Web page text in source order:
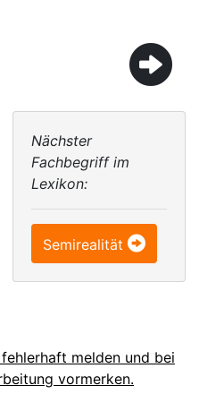
Nächster
Fachbegriff im
Lexikon:
Semirealität
melden und bei
vormerken.